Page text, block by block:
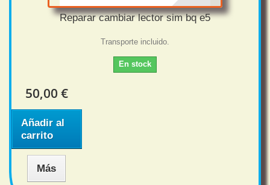
Reparar cambiar lector sim bq e5
Transporte incluido.
En stock
50,00 €
Añadir al
carrito
Más